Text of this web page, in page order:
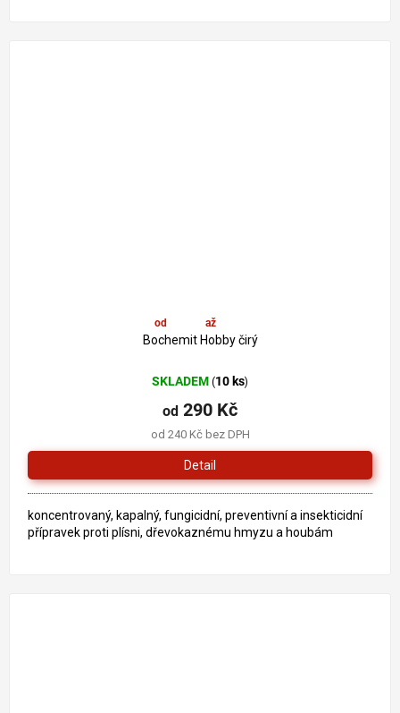
od až–11 %
Bochemit Hobby čirý
SKLADEM (10 ks)
od 240 Kč bez DPH
od 290 Kč
Detail
koncentrovaný, kapalný, fungicidní, preventivní a insekticidní
přípravek proti plísni, dřevokaznému hmyzu a houbám